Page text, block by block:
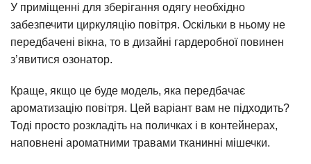
У приміщенні для зберігання одягу необхідно
забезпечити циркуляцію повітря. Оскільки в ньому не
передбачені вікна, то в дизайні гардеробної повинен
з’явитися озонатор.
Краще, якщо це буде модель, яка передбачає
ароматизацію повітря. Цей варіант вам не підходить?
Тоді просто розкладіть на поличках і в контейнерах,
наповнені ароматними травами тканинні мішечки.